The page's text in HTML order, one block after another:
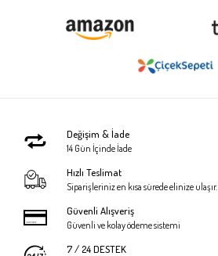
Değişim & İade
14 Gün İçinde İade
Hızlı Teslimat
Siparişleriniz en kısa sürede elinize ulaşır.
Güvenli Alışveriş
Güvenli ve kolay ödeme sistemi
7 / 24 DESTEK